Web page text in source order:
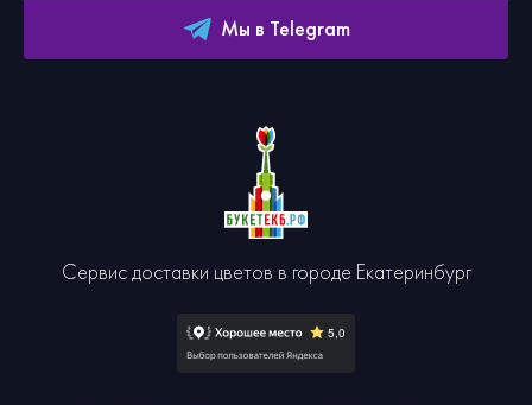
Сервис доставки цветов в городе Екатеринбург
Мы в Telegram